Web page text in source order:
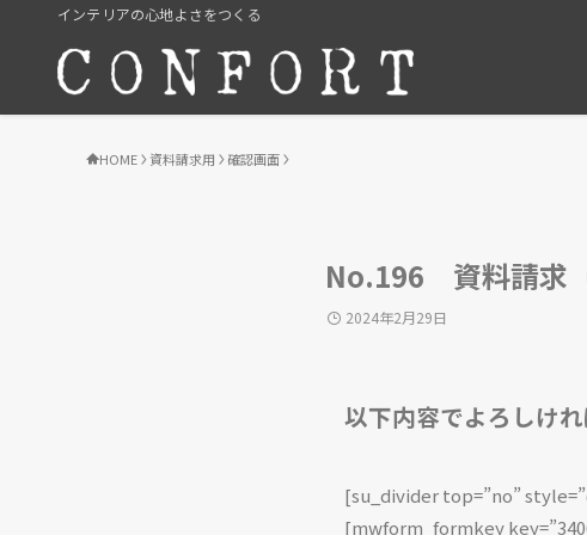
インテリアの心地よさをつくる
HOME 資料請求用 確認画面
No.196 資料請求
2024年2月29日
以下内容でよろしけ
[su_divider top=”no”
[mwform_formkey